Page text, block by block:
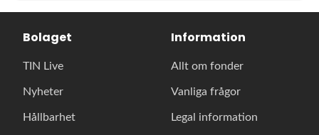
Bolaget
TIN Live
Nyheter
Hållbarhet
Information
Allt om fonder
Vanliga frågor
Legal information